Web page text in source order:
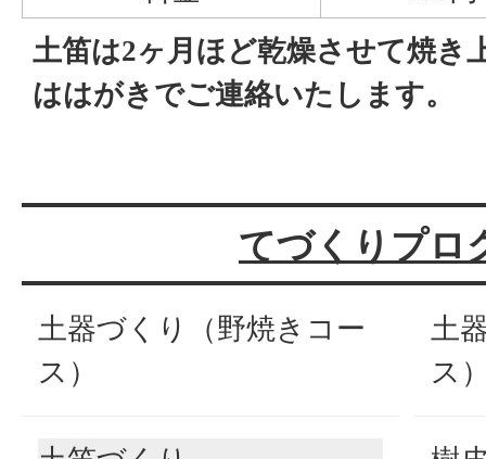
土笛は2ヶ月ほど乾燥させて焼き
ははがきでご連絡いたします。
てづくりプロ
土器づくり（野焼きコー
ス）
土
ス